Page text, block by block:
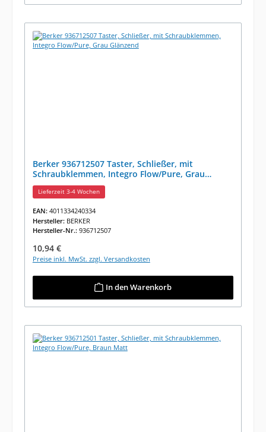
Berker 936712507 Taster, Schließer, mit
Schraubklemmen, Integro Flow/Pure, Grau
Glänzend
Lieferzeit 3-4 Wochen
EAN: 4011334240334
Hersteller: BERKER
Hersteller-Nr.: 936712507
Regulärer Preis:
10,94 €
Preise inkl. MwSt. zzgl. Versandkosten
In den Warenkorb